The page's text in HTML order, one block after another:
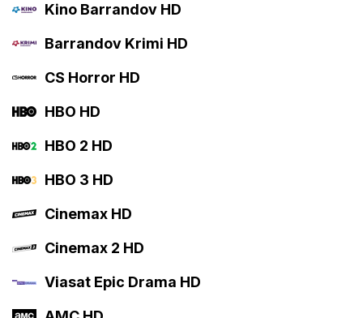
Kino Barrandov HD
Barrandov Krimi HD
CS Horror HD
HBO HD
HBO 2 HD
HBO 3 HD
Cinemax HD
Cinemax 2 HD
Viasat Epic Drama HD